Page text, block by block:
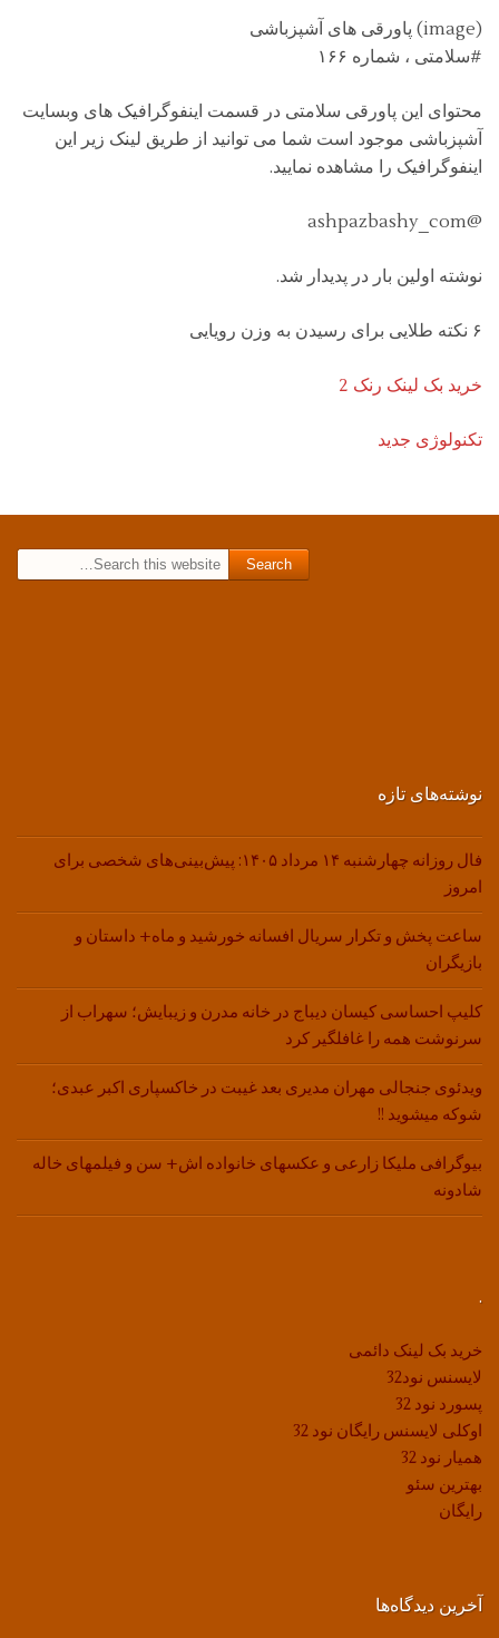
(image) پاورقی های آشپزباشی
#سلامتی ، شماره ۱۶۶
محتوای این پاورقی سلامتی در قسمت اینفوگرافیک های وبسایت
آشپزباشی موجود است شما می توانید از طریق لینک زیر این
اینفوگرافیک را مشاهده نمایید.
@ashpazbashy_com
نوشته اولین بار در پدیدار شد.
۶ نکته طلایی برای رسیدن به وزن رویایی
خرید بک لینک رنک 2
تکنولوژی جدید
نوشته‌های تازه
فال روزانه چهارشنبه ۱۴ مرداد ۱۴۰۵: پیش‌بینی‌های شخصی برای
امروز
ساعت پخش و تکرار سریال افسانه خورشید و ماه+ داستان و
بازیگران
کلیپ احساسی کیسان دیباج در خانه مدرن و زیبایش؛ سهراب از
سرنوشت همه را غافلگیر کرد
ویدئوی جنجالی مهران مدیری بعد غیبت در خاکسپاری اکبر عبدی؛
شوکه میشوید !!
بیوگرافی ملیکا زارعی و عکسهای خانواده اش+ سن و فیلمهای خاله
شادونه
.
خرید بک لینک دائمی
لایسنس نود32
پسورد نود 32
اوکلی لایسنس رایگان نود 32
همیار نود 32
بهترین سئو
رایگان
آخرین دیدگاه‌ها